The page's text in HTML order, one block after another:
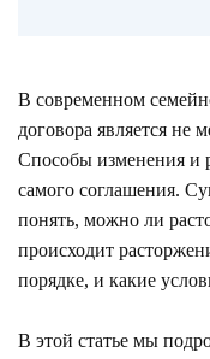
В современном
договора является не
Способы изменения и
самого соглашения.
понять, можно ли
происходит
порядке, и какие
В этой статье мы